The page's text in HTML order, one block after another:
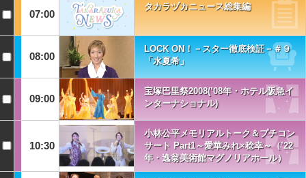
07:00
タカラヅカニュース総集編
08:00
LOCK ON！－スター徹底検証－＃９
「水夏希」
09:00
宝塚巴里祭2008(’08年・ホテル阪急イ
ンターナショナル)
10:30
小林公平メモリアルトーク＆プチコン
サート Part1～愛華みれ×稔幸～（’22
年・逸翁美術館マグノリアホール）